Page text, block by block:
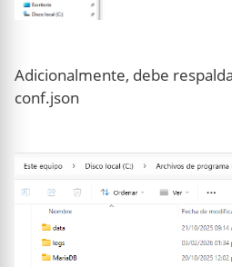
Adicionalmente, debe
conf.json